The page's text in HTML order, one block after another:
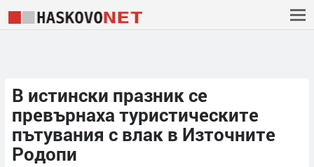
В истински празник се
превърнаха туристическите
пътувания с влак в Източните
Родопи